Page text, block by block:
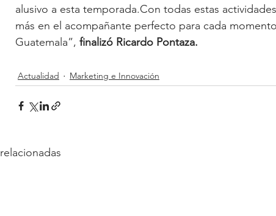
alusivo a esta temporada.Con todas estas
más en el acompañante perfecto para cada
Guatemala”, finalizó Ricardo Pontaza.
Actualidad Marketing e Innovación